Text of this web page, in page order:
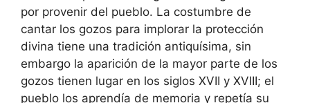
por provenir del pueblo. La costumbre de
cantar los gozos para implorar la protección
divina tiene una tradición antiquísima, sin
embargo la aparición de la mayor parte de los
gozos tienen lugar en los siglos XVII y XVIII; el
pueblo los aprendía de memoria y repetía su